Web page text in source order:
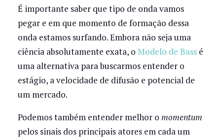
É importante saber que tipo de onda vamos
pegar e em que momento de formação dessa
onda estamos surfando. Embora não seja uma
ciência absolutamente exata, o Modelo de Bassé
uma alternativa para buscarmos entender o
estágio, a velocidade de difusão e potencial de
um mercado.
Podemos também entender melhor o momentum
pelos sinais dos principais atores em cada um